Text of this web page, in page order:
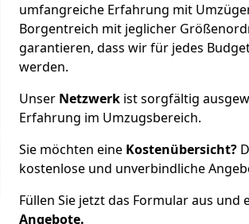
umfangreiche Erfahrung mit
Borgentreich mit jeglicher
garantieren, dass wir für jedes
werden.
Unser Netzwerk ist sorgfältig
Erfahrung im Umzugsbereich.
Sie möchten eine Kostenübersicht?
kostenlose und unverbindliche
Füllen Sie jetzt das Formular aus und
Angebote.